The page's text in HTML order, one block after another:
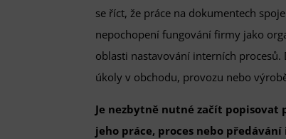
se říct, že práce na dokumentech
nepochopení fungování firmy jako
oblasti nastavování interních
úkoly v obchodu, provozu nebo
Je nezbytně nutné začít popisovat
jeho práce, proces nebo